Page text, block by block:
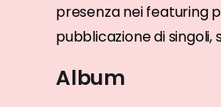
presenza nei featuring
pubblicazione di
Album